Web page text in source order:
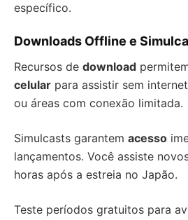
específico.
Downloads Offline e
Recursos de download
celular para assistir sem
ou áreas com conexão limitada.
Simulcasts garantem acesso
lançamentos. Você assiste
horas após a estreia no Japão.
Teste períodos gratuitos para